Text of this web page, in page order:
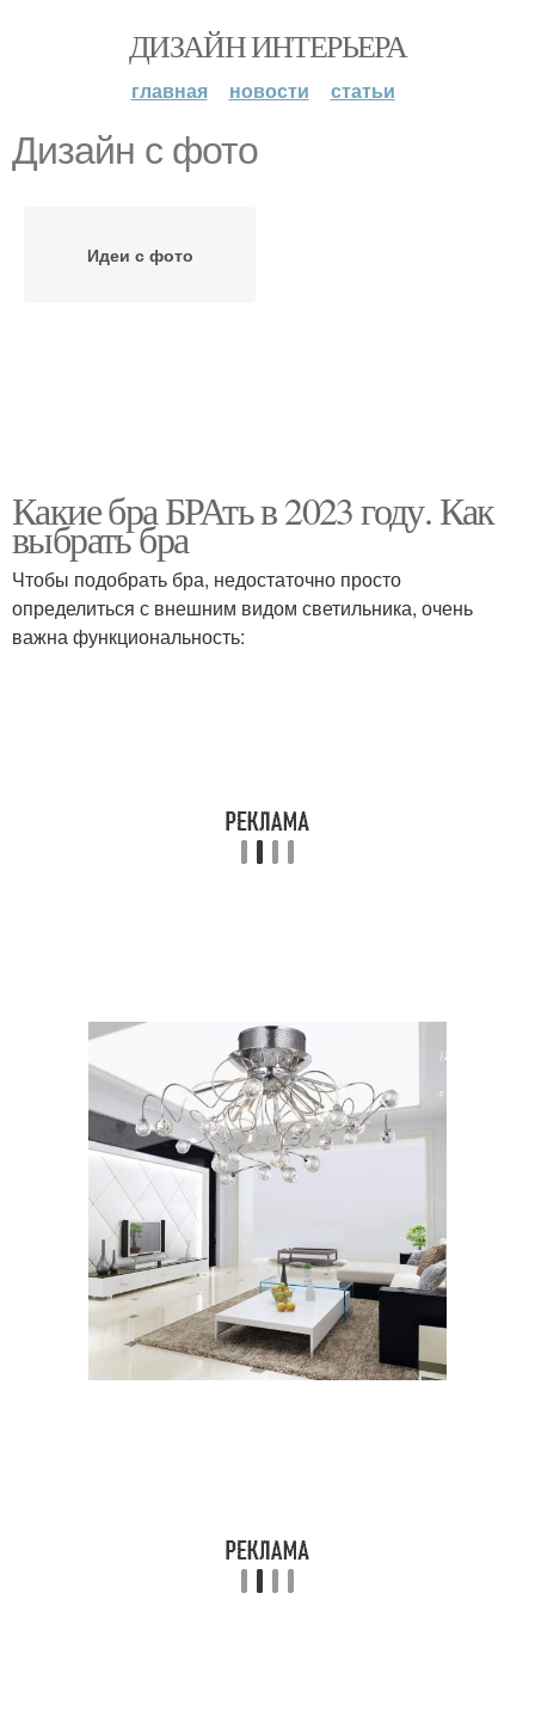
ДИЗАЙН ИНТЕРЬЕРА
главная новости статьи
Дизайн с фото
Идеи с фото
Какие бра БРАть в 2023 году. Как
выбрать бра
Чтобы подобрать бра, недостаточно просто
определиться с внешним видом светильника, очень
важна функциональность: